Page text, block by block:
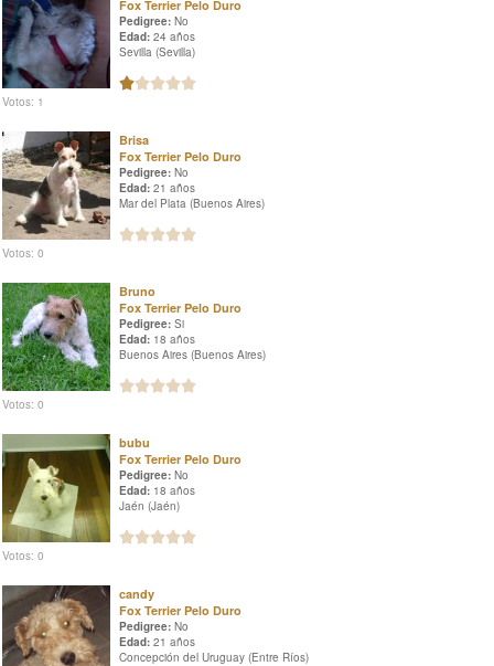
Fox Terrier Pelo Duro
Pedigree: No
Edad: 24 años
Sevilla (Sevilla)
Votos: 1
Brisa
Fox Terrier Pelo Duro
Pedigree: No
Edad: 21 años
Mar del Plata (Buenos Aires)
Votos: 0
Bruno
Fox Terrier Pelo Duro
Pedigree: Si
Edad: 18 años
Buenos Aires (Buenos Aires)
Votos: 0
bubu
Fox Terrier Pelo Duro
Pedigree: No
Edad: 18 años
Jaén (Jaén)
Votos: 0
candy
Fox Terrier Pelo Duro
Pedigree: No
Edad: 21 años
Concepción del Uruguay (Entre Ríos)